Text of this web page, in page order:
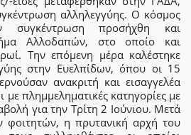
αλληλεγγύης. Ο κόσμος
συγκέντρωση προσήχθη και
Αλλοδαπών, στο οποίο και
Την επόμενη μέρα καλέστηκε
στην Ευελπίδων, όπου οι 15
ανακριτή και εισαγγελέα
με πλημμεληματικές κατηγορίες με
για την Τρίτη 2 Ιούνιου. Μετά
φοιτητών, η πρυτανική αρχή του